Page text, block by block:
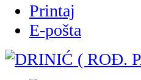
Printaj
E-pošta